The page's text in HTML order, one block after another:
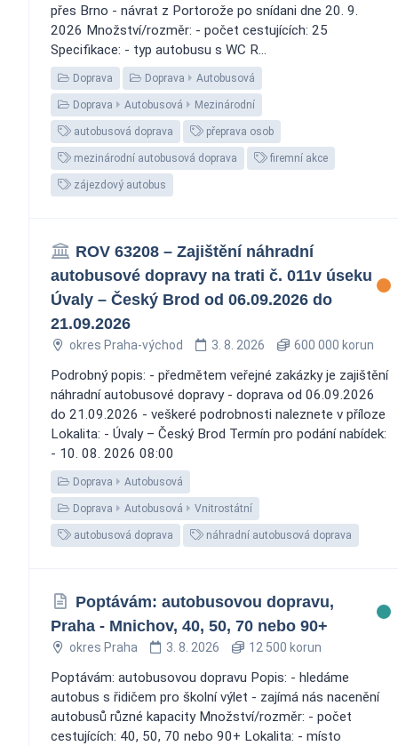
přes Brno - návrat z Portorože po snídani dne 20. 9.
2026 Množství/rozměr: - počet cestujících: 25
Specifikace: - typ autobusu s WC R...
Doprava Doprava Autobusová
Doprava Autobusová Mezinárodní
autobusová doprava přeprava osob
mezinárodní autobusová doprava firemní akce
zájezdový autobus
ROV 63208 – Zajištění náhradní
autobusové dopravy na trati č. 011v úseku
Úvaly – Český Brod od 06.09.2026 do
21.09.2026
okres Praha-východ 3. 8. 2026 600 000 korun
Podrobný popis: - předmětem veřejné zakázky je zajištění
náhradní autobusové dopravy - doprava od 06.09.2026
do 21.09.2026 - veškeré podrobnosti naleznete v příloze
Lokalita: - Úvaly – Český Brod Termín pro podání nabídek:
- 10. 08. 2026 08:00
Doprava Autobusová
Doprava Autobusová Vnitrostátní
autobusová doprava náhradní autobusová doprava
Poptávám: autobusovou dopravu,
Praha - Mnichov, 40, 50, 70 nebo 90+
okres Praha 3. 8. 2026 12 500 korun
Poptávám: autobusovou dopravu Popis: - hledáme
autobus s řidičem pro školní výlet - zajímá nás nacenění
autobusů různé kapacity Množství/rozměr: - počet
cestujících: 40, 50, 70 nebo 90+ Lokalita: - místo